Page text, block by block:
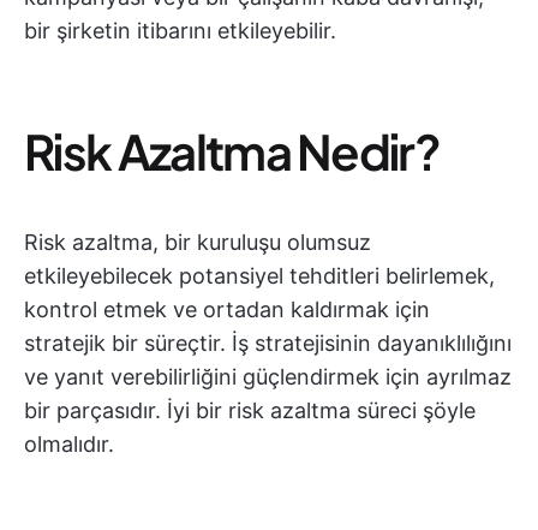
bir şirketin itibarını etkileyebilir.
Risk Azaltma Nedir?
Risk azaltma, bir kuruluşu olumsuz
etkileyebilecek potansiyel tehditleri belirlemek,
kontrol etmek ve ortadan kaldırmak için
stratejik bir süreçtir. İş stratejisinin dayanıklılığını
ve yanıt verebilirliğini güçlendirmek için ayrılmaz
bir parçasıdır. İyi bir risk azaltma süreci şöyle
olmalıdır.